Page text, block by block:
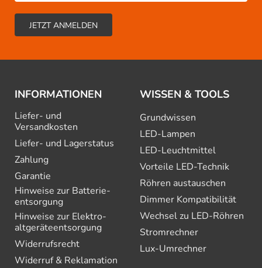
INFORMATIONEN
Liefer- und
Versandkosten
Liefer- und Lagerstatus
Zahlung
Garantie
Hinweise zur Batterie­
entsorgung
Hinweise zur Elektro­
altgeräte­entsorgung
Widerrufsrecht
Widerruf & Reklamation
WISSEN & TOOLS
Grundwissen
LED-Lampen
LED-Leuchtmittel
Vorteile LED-Technik
Röhren austauschen
Dimmer Kompatibilität
Wechsel zu LED-Röhren
Stromrechner
Lux-Umrechner